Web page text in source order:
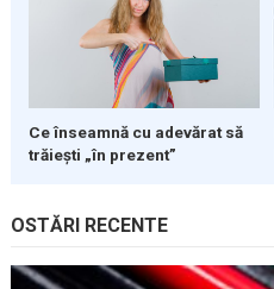
Ce înseamnă cu adevărat să
trăiești „în prezent”
OSTĂRI RECENTE